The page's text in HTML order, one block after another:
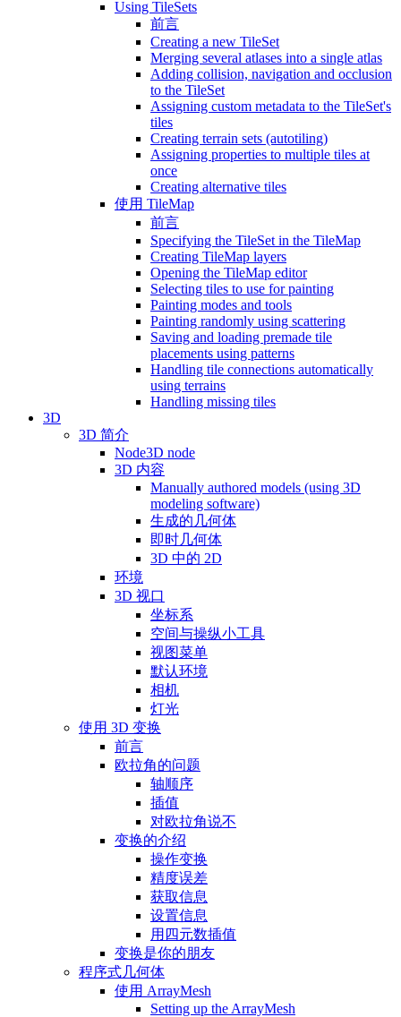
Using TileSets
前言
Creating a new TileSet
Merging several atlases into a single atlas
Adding collision, navigation and occlusion
to the TileSet
Assigning custom metadata to the TileSet's
tiles
Creating terrain sets (autotiling)
Assigning properties to multiple tiles at
once
Creating alternative tiles
使用 TileMap
前言
Specifying the TileSet in the TileMap
Creating TileMap layers
Opening the TileMap editor
Selecting tiles to use for painting
Painting modes and tools
Painting randomly using scattering
Saving and loading premade tile
placements using patterns
Handling tile connections automatically
using terrains
Handling missing tiles
3D
3D 简介
Node3D node
3D 内容
Manually authored models (using 3D
modeling software)
生成的几何体
即时几何体
3D 中的 2D
环境
3D 视口
坐标系
空间与操纵小工具
视图菜单
默认环境
相机
灯光
使用 3D 变换
前言
欧拉角的问题
轴顺序
插值
对欧拉角说不
变换的介绍
操作变换
精度误差
获取信息
设置信息
用四元数插值
变换是你的朋友
程序式几何体
使用 ArrayMesh
Setting up the ArrayMesh